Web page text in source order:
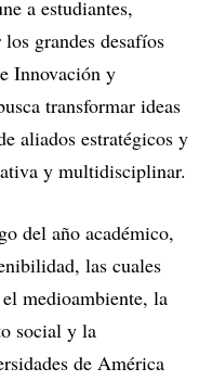
a estudiantes,
grandes desafíos
Innovación y
transformar ideas
aliados estratégicos y
y multidisciplinar.
del año académico,
las cuales
medioambiente, la
social y la
de América